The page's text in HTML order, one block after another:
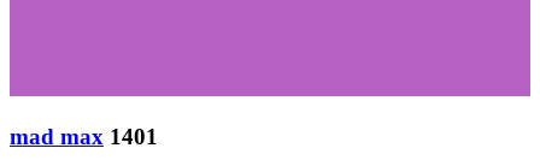
mad max 1401